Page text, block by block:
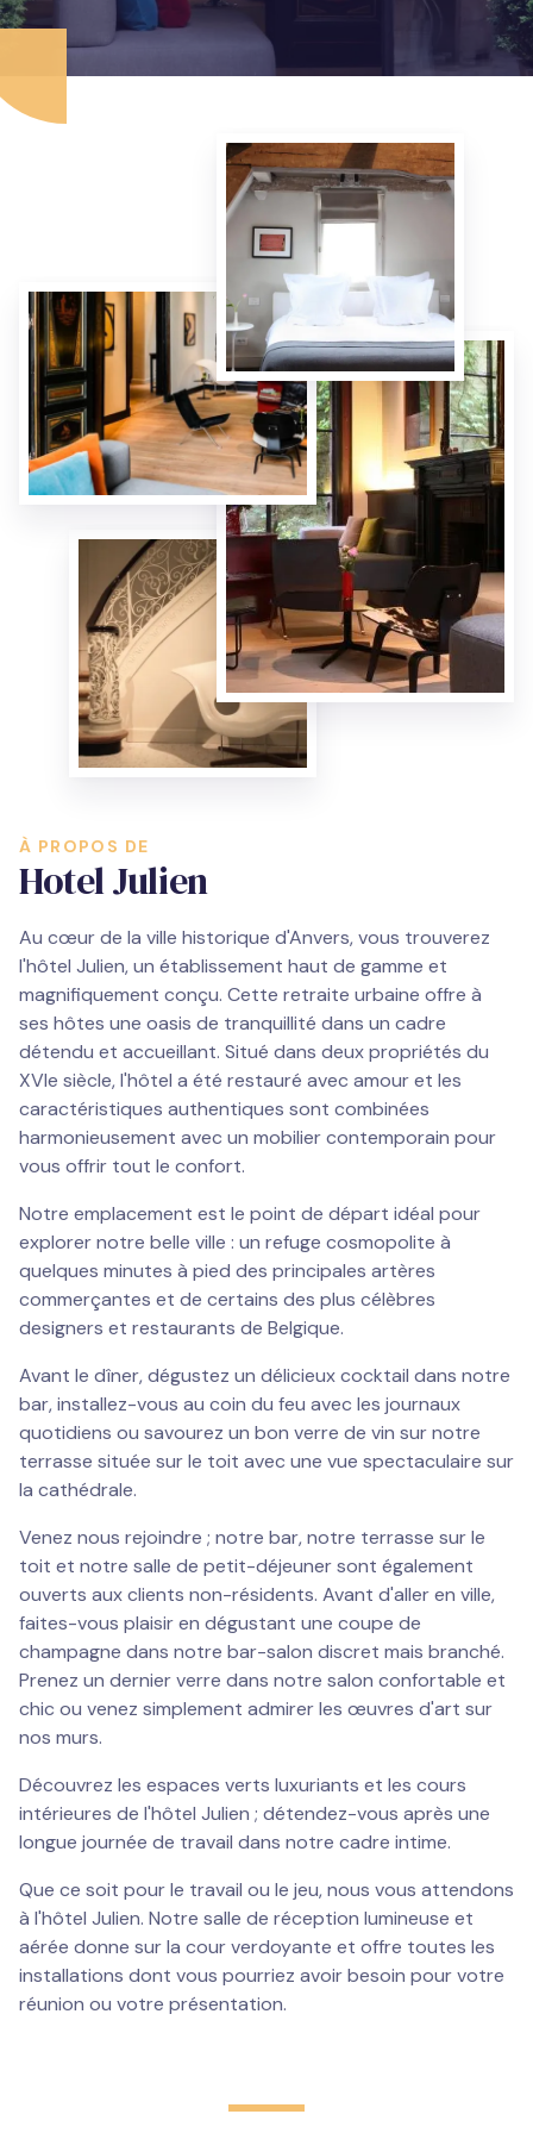
À PROPOS DE
Hotel Julien
Au cœur de la ville historique d'Anvers, vous trouverez
l'hôtel Julien, un établissement haut de gamme et
magnifiquement conçu. Cette retraite urbaine offre à
ses hôtes une oasis de tranquillité dans un cadre
détendu et accueillant. Situé dans deux propriétés du
XVIe siècle, l'hôtel a été restauré avec amour et les
caractéristiques authentiques sont combinées
harmonieusement avec un mobilier contemporain pour
vous offrir tout le confort.
Notre emplacement est le point de départ idéal pour
explorer notre belle ville : un refuge cosmopolite à
quelques minutes à pied des principales artères
commerçantes et de certains des plus célèbres
designers et restaurants de Belgique.
Avant le dîner, dégustez un délicieux cocktail dans notre
bar, installez-vous au coin du feu avec les journaux
quotidiens ou savourez un bon verre de vin sur notre
terrasse située sur le toit avec une vue spectaculaire sur
la cathédrale.
Venez nous rejoindre ; notre bar, notre terrasse sur le
toit et notre salle de petit-déjeuner sont également
ouverts aux clients non-résidents. Avant d'aller en ville,
faites-vous plaisir en dégustant une coupe de
champagne dans notre bar-salon discret mais branché.
Prenez un dernier verre dans notre salon confortable et
chic ou venez simplement admirer les œuvres d'art sur
nos murs.
Découvrez les espaces verts luxuriants et les cours
intérieures de l'hôtel Julien ; détendez-vous après une
longue journée de travail dans notre cadre intime.
Que ce soit pour le travail ou le jeu, nous vous attendons
à l'hôtel Julien. Notre salle de réception lumineuse et
aérée donne sur la cour verdoyante et offre toutes les
installations dont vous pourriez avoir besoin pour votre
réunion ou votre présentation.